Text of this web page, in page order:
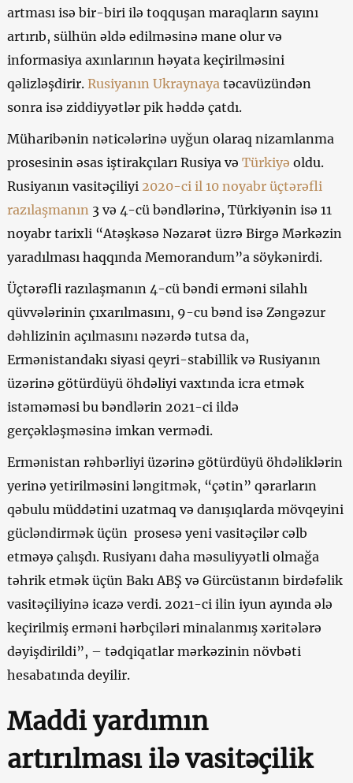
artması isə bir-biri ilə toqquşan maraqların sayını
artırıb, sülhün əldə edilməsinə mane olur və
informasiya axınlarının həyata keçirilməsini
qəlizləşdirir. Rusiyanın Ukraynaya təcavüzündən
sonra isə ziddiyyətlər pik həddə çatdı.
Müharibənin nəticələrinə uyğun olaraq nizamlanma
prosesinin əsas iştirakçıları Rusiya və Türkiyə oldu.
Rusiyanın vasitəçiliyi 2020-ci il 10 noyabr üçtərəfli
razılaşmanın 3 və 4-cü bəndlərinə, Türkiyənin isə 11
noyabr tarixli “Atəşkəsə Nəzarət üzrə Birgə Mərkəzin
yaradılması haqqında Memorandum”a söykənirdi.
Üçtərəfli razılaşmanın 4-cü bəndi erməni silahlı
qüvvələrinin çıxarılmasını, 9-cu bənd isə Zəngəzur
dəhlizinin açılmasını nəzərdə tutsa da,
Ermənistandakı siyasi qeyri-stabillik və Rusiyanın
üzərinə götürdüyü öhdəliyi vaxtında icra etmək
istəməməsi bu bəndlərin 2021-ci ildə
gerçəkləşməsinə imkan vermədi.
Ermənistan rəhbərliyi üzərinə götürdüyü öhdəliklərin
yerinə yetirilməsini ləngitmək, “çətin” qərarların
qəbulu müddətini uzatmaq və danışıqlarda mövqeyini
gücləndirmək üçün prosesə yeni vasitəçilər cəlb
etməyə çalışdı. Rusiyanı daha məsuliyyətli olmağa
təhrik etmək üçün Bakı ABŞ və Gürcüstanın birdəfəlik
vasitəçiliyinə icazə verdi. 2021-ci ilin iyun ayında ələ
keçirilmiş erməni hərbçiləri minalanmış xəritələrə
dəyişdirildi”, – tədqiqatlar mərkəzinin növbəti
hesabatında deyilir.
Maddi yardımın
artırılması ilə vasitəçilik